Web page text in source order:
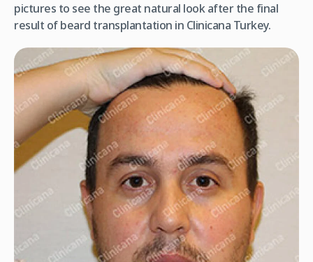
pictures to see the great natural look after the final
result of beard transplantation in Clinicana Turkey.